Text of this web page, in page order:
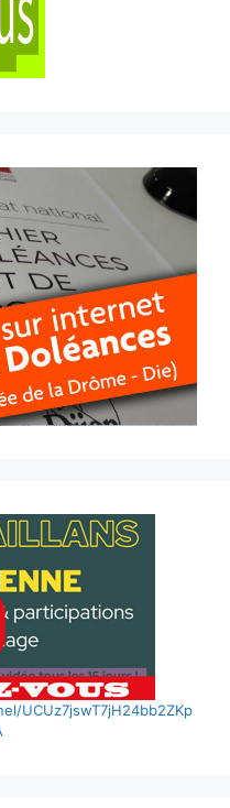
UCUz7jswT7jH24bb2ZKp